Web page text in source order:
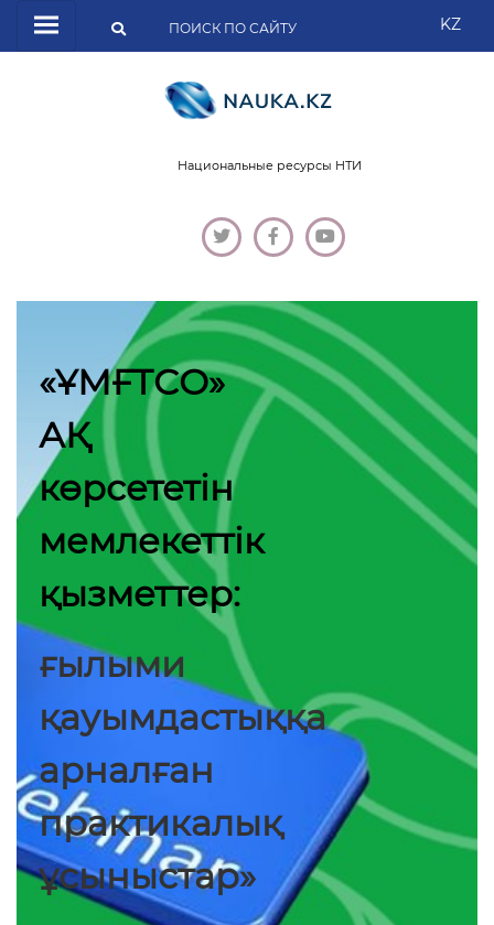
KZ
Национальные ресурсы НТИ
«ҰМҒТСО»
АҚ
көрсететін
мемлекеттік
қызметтер:
ғылыми
қауымдастыққа
арналған
практикалық
ұсыныстар»